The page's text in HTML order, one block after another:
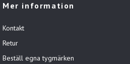
Mer information
Kontakt
Retur
Beställ egna tygmärken